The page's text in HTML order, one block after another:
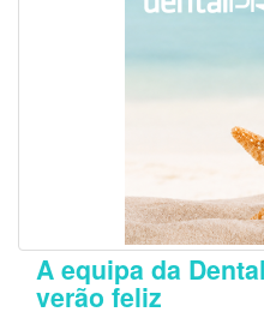
A equipa da
verão feliz